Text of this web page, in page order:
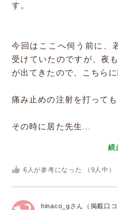
す。
今回はここへ伺う前に、
受けていたのですが、夜
が出てきたので、こちら
痛み止めの注射を打って
その時に居た先生...
続
6 人が参考になった （ 9 人中）
hinaco_gさん（掲載口コ